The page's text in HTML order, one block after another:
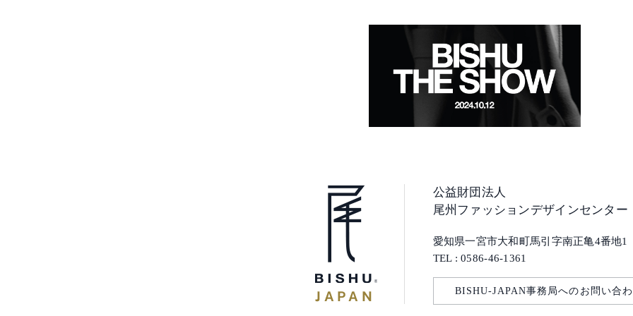
公益財団法人
尾州ファッションデザインセンター
愛知県一宮市大和町馬引字南正亀4番地1
TEL : 0586-46-1361
BISHU-JAPAN事務局へのお問い合